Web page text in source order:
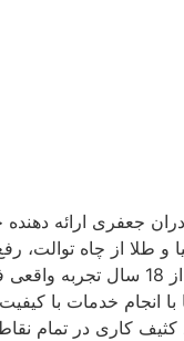
جعفری ارائه دهنده
و طلا از چاه توالت،
… می باشد که با بیش از 18 سال
انجام خدمات با
کاری در تمام